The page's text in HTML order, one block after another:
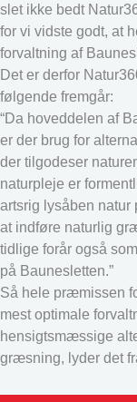
slet ikke bedt
for vi vidste godt, at
forvaltning af
Det er derfor
følgende fremgår:
“Da hoveddelen af
er der brug for
der tilgodeser
naturpleje er
artsrig lysåben natur
at indføre naturlig
tidlige forår også
på Baunesletten.”
Så hele præmissen
mest optimale
hensigtsmæssige
græsning, lyder det